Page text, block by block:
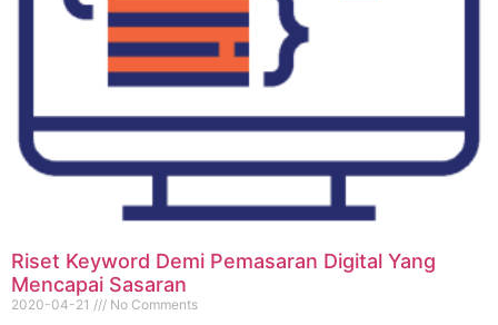
Riset Keyword Demi Pemasaran Digital Yang
Mencapai Sasaran
2020-04-21 No Comments